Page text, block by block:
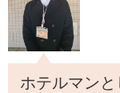
ホテルマンと